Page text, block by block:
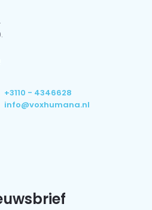
+3110 - 4346628
info@voxhumana.nl